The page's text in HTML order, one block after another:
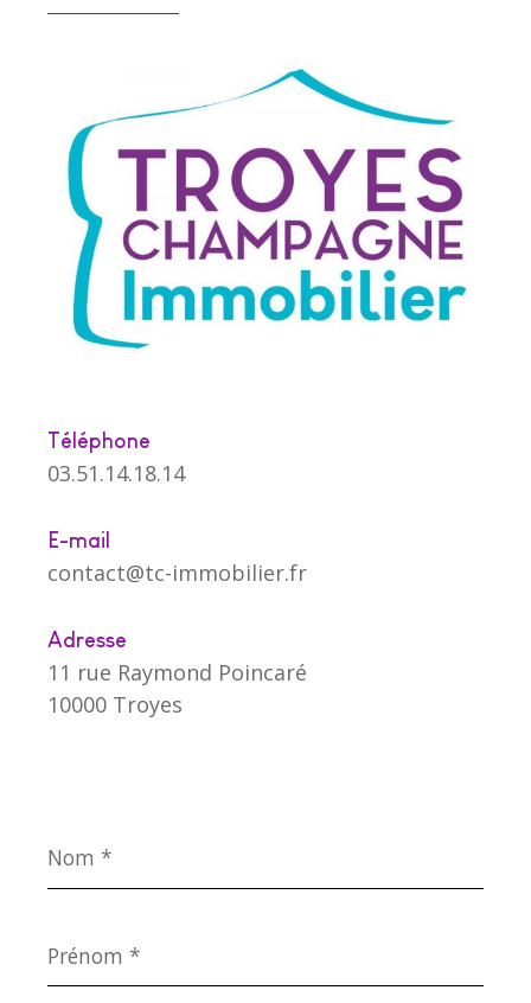
Téléphone
03.51.14.18.14
E-mail
contact@tc-immobilier.fr
Adresse
11 rue Raymond Poincaré
10000 Troyes
*
*